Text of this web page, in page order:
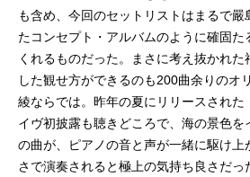
も含め、今回のセットリストはまるで
たコンセプト・アルバムのように確固た
くれるものだった。まさに考え抜かれた
した観せ方ができるのも200曲余りのオ
綾ならでは。昨年の夏にリリースされた
イヴ初披露も聴きどころで、海の景色を
の曲が、ピアノの音と声が一緒に駆け
さで演奏されると極上の気持ち良さだっ